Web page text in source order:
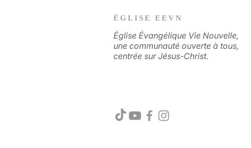
ÉGLISE EEVN
Église Évangélique Vie Nouvelle,
une communauté ouverte à tous,
centrée sur Jésus-Christ.